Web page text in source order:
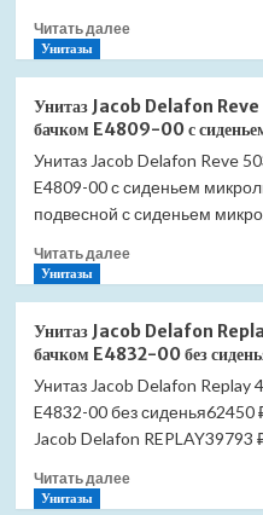
100*80
(Лучшая
цена)
Читать далееПрочитать
Душевой
поддон
RGW
STL
70*100
14212710-
белый
цена)
Унитазы
Унитаз Jacob Delafon
бачком E4809-00 с
Унитаз Jacob Delafon Reve
E4809-00 с сиденьем
подвесной с сиденьем
Читать далееПрочитать
Унитаз
Jacob
Delafon
Reve
5033K-
00
с
Унитазы
Унитаз Jacob Delafon
бачком E4832-00 без
Унитаз Jacob Delafon
E4832-00 без сиденья62450
Jacob Delafon REPLAY39793
Читать далееПрочитать
Унитазы